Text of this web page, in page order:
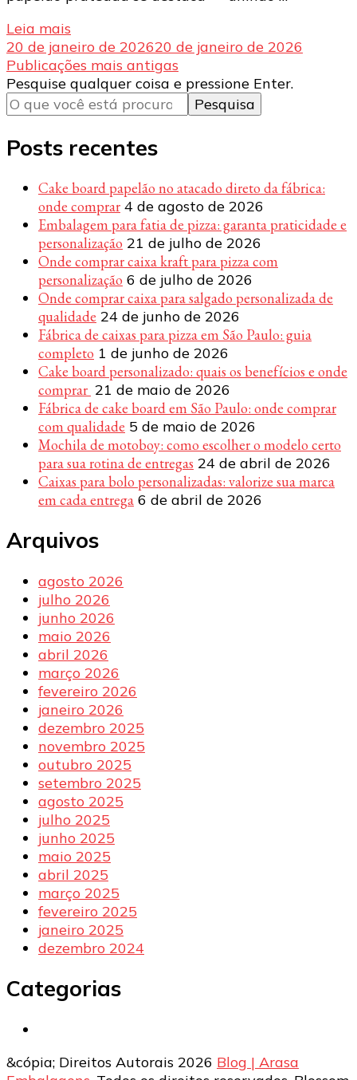
Leia mais
20 de janeiro de 202620 de janeiro de 2026
Navegação
por
posts
Publicações mais antigas
Procurando
algo?
Pesquise qualquer coisa e pressione Enter.
Posts recentes
Cake board papelão no atacado direto da fábrica:
onde comprar 4 de agosto de 2026
Embalagem para fatia de pizza: garanta praticidade e
personalização 21 de julho de 2026
Onde comprar caixa kraft para pizza com
personalização 6 de julho de 2026
Onde comprar caixa para salgado personalizada de
qualidade 24 de junho de 2026
Fábrica de caixas para pizza em São Paulo: guia
completo 1 de junho de 2026
Cake board personalizado: quais os benefícios e onde
comprar 21 de maio de 2026
Fábrica de cake board em São Paulo: onde comprar
com qualidade 5 de maio de 2026
Mochila de motoboy: como escolher o modelo certo
para sua rotina de entregas 24 de abril de 2026
Caixas para bolo personalizadas: valorize sua marca
em cada entrega 6 de abril de 2026
Arquivos
agosto 2026
julho 2026
junho 2026
maio 2026
abril 2026
março 2026
fevereiro 2026
janeiro 2026
dezembro 2025
novembro 2025
outubro 2025
setembro 2025
agosto 2025
julho 2025
junho 2025
maio 2025
abril 2025
março 2025
fevereiro 2025
janeiro 2025
dezembro 2024
Categorias
&cópia; Direitos Autorais 2026 Blog | Arasa